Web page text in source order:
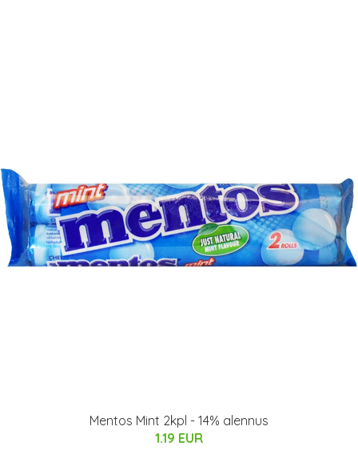
Mentos Mint 2kpl - 14% alennus
1.19 EUR